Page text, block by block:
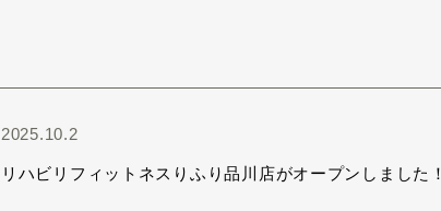
2025.10.2
リハビリフィットネスりふり品川店がオープンしました！